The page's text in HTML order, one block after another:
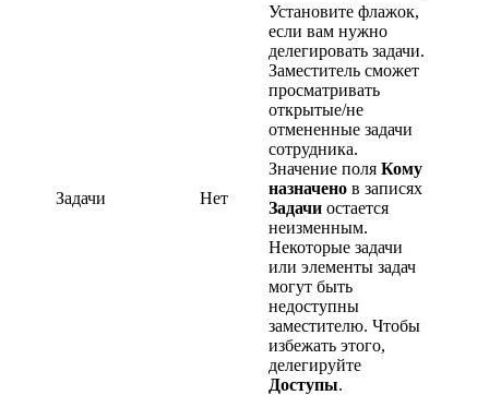
Задачи Нет
Установите флажок,
если вам нужно
делегировать задачи.
Заместитель сможет
просматривать
открытые/не
отмененные задачи
сотрудника.
Значение поля Кому
назначено в записях
Задачи остается
неизменным.
Некоторые задачи
или элементы задач
могут быть
недоступны
заместителю. Чтобы
избежать этого,
делегируйте
Доступы.